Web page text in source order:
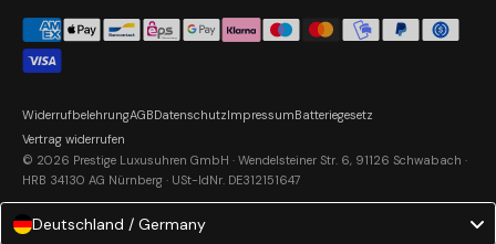
© 2026 Prestige Luxusuhren GmbH · Wendelsteiner Str. 6, 91126 Schwabach ·
HRB 34130 AG Nürnberg · USt-IdNr. DE312151647
WiderrufbelehrungAGBDatenschutzImpressumBatteriegesetz
Vertrag widerrufen
Deutschland / Germany